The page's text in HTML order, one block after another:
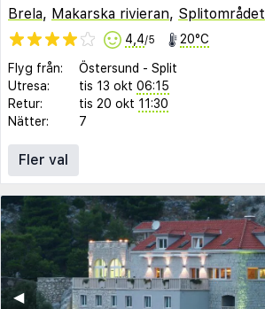
Brela, Makarska rivieran, Splitområdet
4,4/5 20°C
Flyg från: Östersund - Split
Utresa:
tis 13 okt 06:15
Retur:
tis 20 okt 11:30
Nätter:
7
Fler val
◀︎